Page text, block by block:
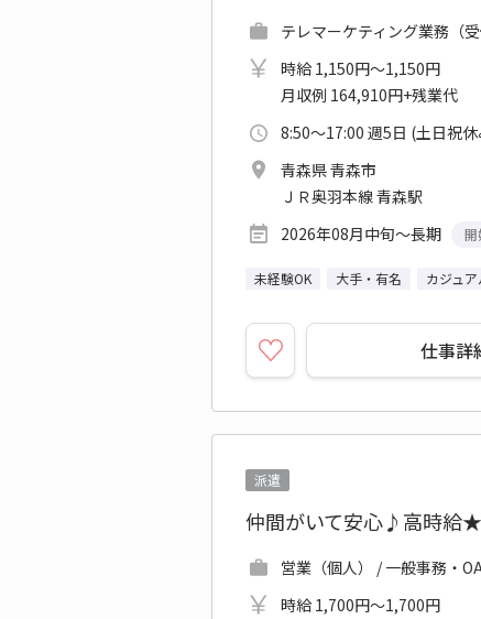
テレマーケティング業務（
時給 1,150円～1,150円
月収例 164,910円+残業代
8:50～17:00 週5日 (土日祝
青森県 青森市
ＪＲ奥羽本線 青森駅
2026年08月中旬～長期
開
未経験OK 大手・有名 カジュ
仕事詳
派遣
仲間がいて安心♪高時給
営業（個人） / 一般事務・
時給 1,700円～1,700円